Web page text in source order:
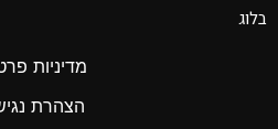
בלוג
מדיניות
הצהרת